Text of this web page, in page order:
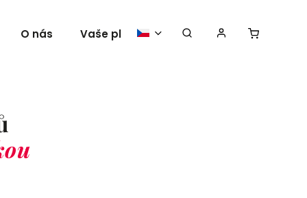
O nás Vaše plakáty